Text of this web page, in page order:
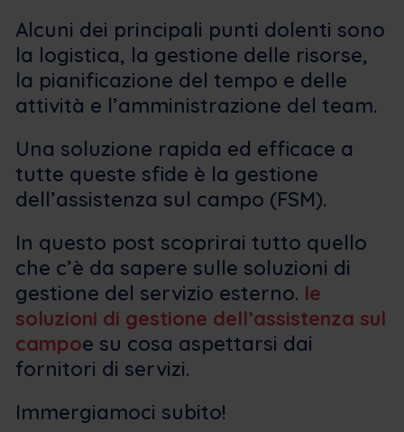
Alcuni dei principali punti dolenti sono
la logistica, la gestione delle risorse,
la pianificazione del tempo e delle
attività e l’amministrazione del team.
Una soluzione rapida ed efficace a
tutte queste sfide è la gestione
dell’assistenza sul campo (FSM).
In questo post scoprirai tutto quello
che c’è da sapere sulle soluzioni di
gestione del servizio esterno. le
soluzioni di gestione dell’assistenza sul
campoe su cosa aspettarsi dai
fornitori di servizi.
Immergiamoci subito!